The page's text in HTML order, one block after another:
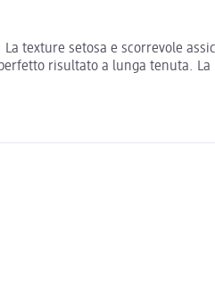
La texture setosa e scorrevole
risultato a lunga tenuta.